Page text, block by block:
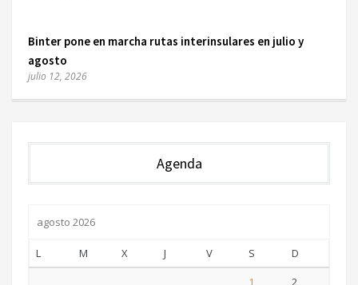
Binter pone en marcha rutas interinsulares en julio y
agosto
julio 12, 2026
Agenda
agosto 2026
L M X J V S
D
1
2